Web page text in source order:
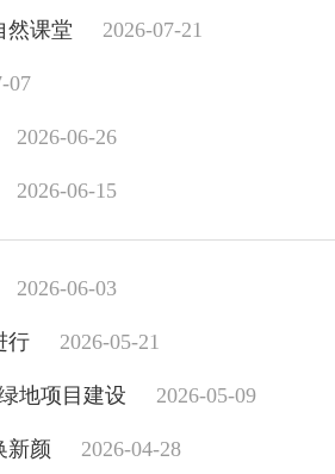
课堂 2026-07-21
07
2026-06-26
2026-06-15
2026-06-03
行 2026-05-21
地项目建设 2026-05-09
新颜 2026-04-28